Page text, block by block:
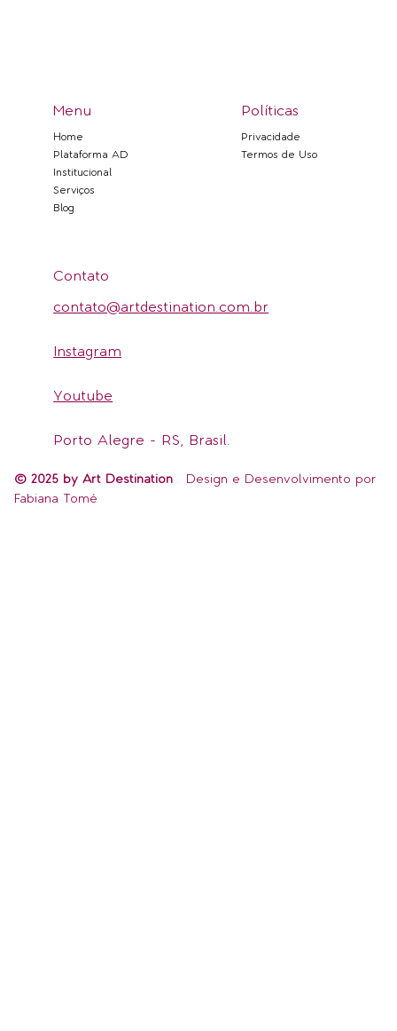
Menu
Home
Plataforma AD
Institucional
Serviços
Blog
Políticas
Privacidade
Termos de Uso
Contato
contato@artdestination.com.br
Instagram
Youtube
Porto Alegre - RS, Brasil.
© 2025 by Art Destination Design e Desenvolvimento por
Fabiana Tomé